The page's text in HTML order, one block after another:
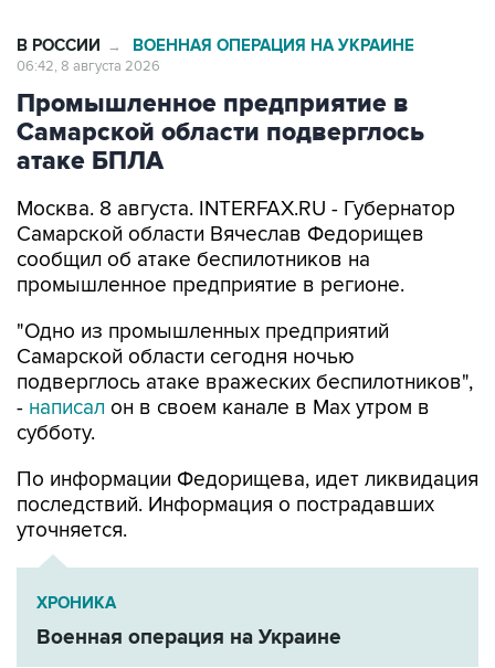
В РОССИИ → ВОЕННАЯ ОПЕРАЦИЯ НА УКРАИНЕ
06:42, 8 августа 2026
Промышленное предприятие в
Самарской области подверглось
атаке БПЛА
Москва. 8 августа. INTERFAX.RU - Губернатор
Самарской области Вячеслав Федорищев
сообщил об атаке беспилотников на
промышленное предприятие в регионе.
"Одно из промышленных предприятий
Самарской области сегодня ночью
подверглось атаке вражеских беспилотников",
- написал он в своем канале в Max утром в
субботу.
По информации Федорищева, идет ликвидация
последствий. Информация о пострадавших
уточняется.
ХРОНИКА
Военная операция на Украине